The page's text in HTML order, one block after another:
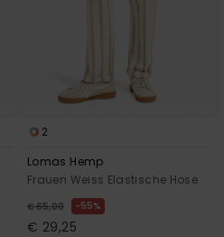
2
Lomas Hemp
Frauen Weiss Elastische Hose
€ 65,00 55%
€ 29,25